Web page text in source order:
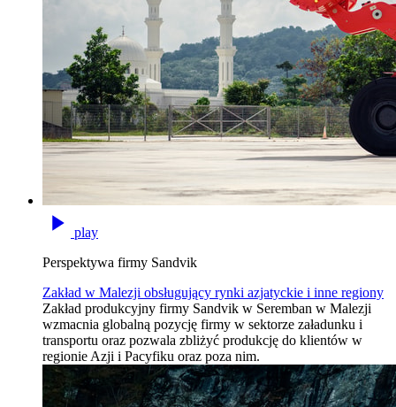
play
Perspektywa firmy Sandvik
Zakład w Malezji obsługujący rynki azjatyckie i inne regiony
Zakład produkcyjny firmy Sandvik w Seremban w Malezji
wzmacnia globalną pozycję firmy w sektorze załadunku i
transportu oraz pozwala zbliżyć produkcję do klientów w
regionie Azji i Pacyfiku oraz poza nim.